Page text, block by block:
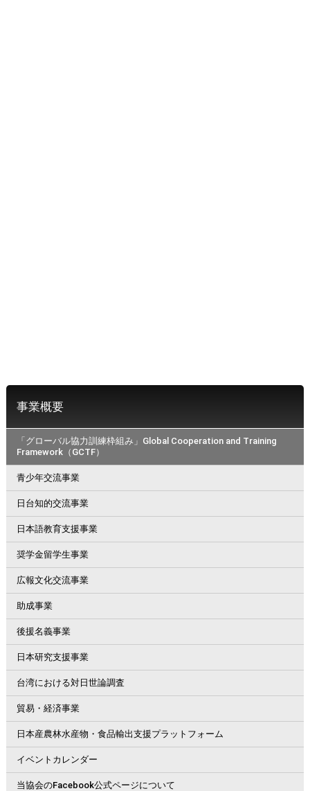
事業概要
「グローバル協力訓練枠組み」Global Cooperation and Training
Framework（GCTF）
青少年交流事業
日台知的交流事業
日本語教育支援事業
奨学金留学生事業
広報文化交流事業
助成事業
後援名義事業
日本研究支援事業
台湾における対日世論調査
貿易・経済事業
日本産農林水産物・食品輸出支援プラットフォーム
イベントカレンダー
当協会のFacebook公式ページについて